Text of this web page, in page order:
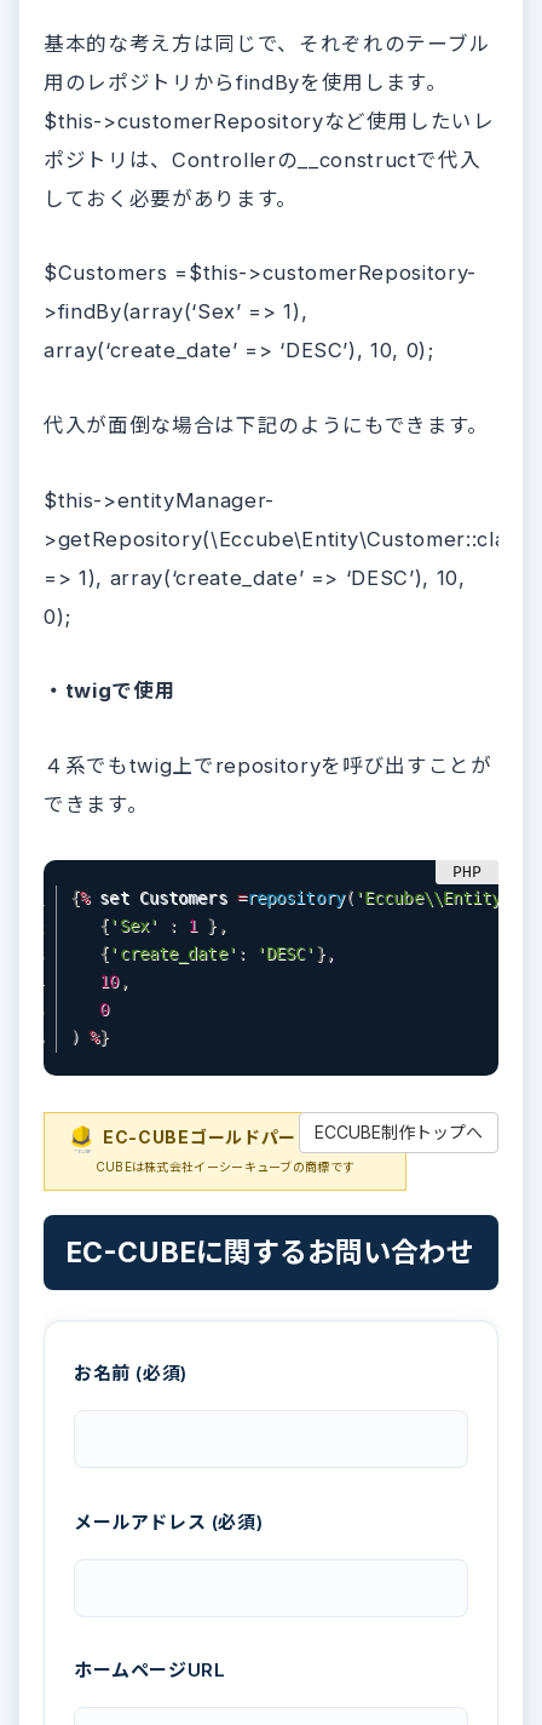
基本的な考え方は同じで、それぞれのテーブル
用のレポジトリからfindByを使用します。
$this->customerRepositoryなど使用したいレ
ポジトリは、Controllerの__constructで代入
しておく必要があります。
$Customers =$this->customerRepository-
>findBy(array(‘Sex’ => 1),
array(‘create_date’ => ‘DESC’), 10, 0);
代入が面倒な場合は下記のようにもできます。
$this->entityManager-
=> 1), array(‘create_date’ => ‘DESC’), 10,
0);
・twigで使用
４系でもtwig上でrepositoryを呼び出すことが
できます。
{% set Customers =repository(
{'Sex' : 1 } ,
{'create_date' : 'DESC' },
10,
0
) %}
EC-CUBEゴールドパートナーEC-
CUBEは株式会社イーシーキューブの商標です
ECCUBE制作トップへ
EC-CUBEに関するお問い合わせ
お名前 (必須)
メールアドレス (必須)
ホームページURL